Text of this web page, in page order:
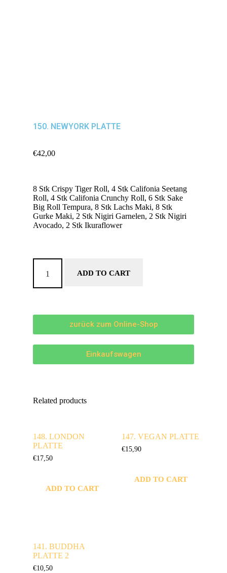
150. NEWYORK PLATTE
€42,00
8 Stk Crispy Tiger Roll, 4 Stk Califonia Seetang
Roll, 4 Stk Califonia Crunchy Roll, 6 Stk Sake
Big Roll Tempura, 8 Stk Lachs Maki, 8 Stk
Gurke Maki, 2 Stk Nigiri Garnelen, 2 Stk Nigiri
Avocado, 2 Stk Ikuraflower
ADD TO CART
zurück zum Online-Shop
Einkaufswagen
Related products
148. LONDON
PLATTE
€17,50
ADD TO CART
147. VEGAN PLATTE
€15,90
ADD TO CART
141. BUDDHA
PLATTE 2
€10,50